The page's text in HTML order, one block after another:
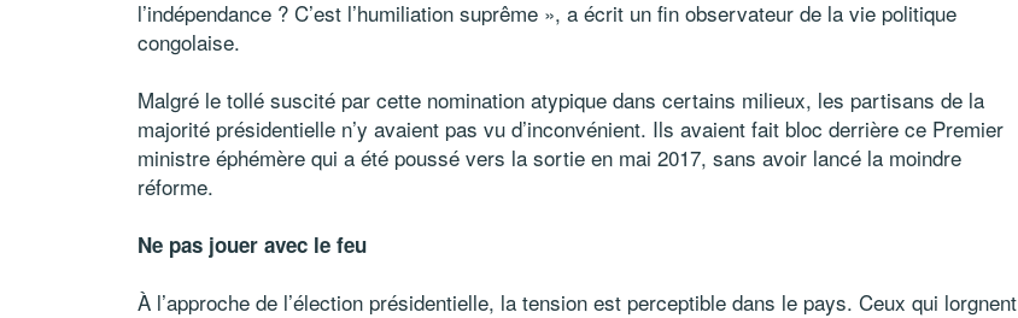
l’indépendance ? C’est l’humiliation suprême », a écrit un fin observateur de la vie politique
congolaise.
Malgré le tollé suscité par cette nomination atypique dans certains milieux, les partisans de la
majorité présidentielle n’y avaient pas vu d’inconvénient. Ils avaient fait bloc derrière ce Premier
ministre éphémère qui a été poussé vers la sortie en mai 2017, sans avoir lancé la moindre
réforme.
Ne pas jouer avec le feu
À l’approche de l’élection présidentielle, la tension est perceptible dans le pays. Ceux qui lorgnent